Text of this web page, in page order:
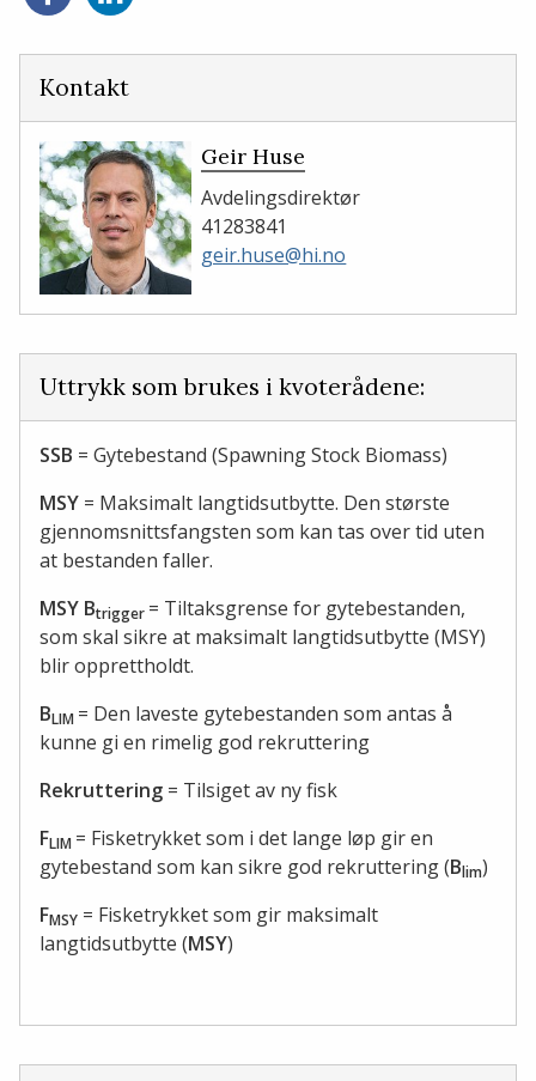
på på
Kontakt
Geir Huse
Avdelingsdirektør
41283841
geir.huse@hi.no
Uttrykk som brukes i kvoterådene:
SSB = Gytebestand (Spawning Stock Biomass)
MSY = Maksimalt langtidsutbytte. Den største
gjennomsnittsfangsten som kan tas over tid uten
at bestanden faller.
MSY Btrigger = Tiltaksgrense for gytebestanden,
som skal sikre at maksimalt langtidsutbytte (MSY)
blir opprettholdt.
BLIM = Den laveste gytebestanden som antas å
kunne gi en rimelig god rekruttering
Rekruttering = Tilsiget av ny fisk
FLIM = Fisketrykket som i det lange løp gir en
gytebestand som kan sikre god rekruttering (Blim)
FMSY = Fisketrykket som gir maksimalt
langtidsutbytte (MSY)